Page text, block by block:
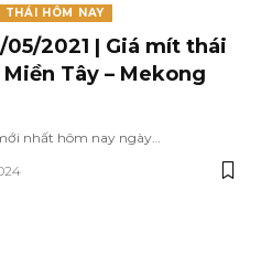
THÁI HÔM NAY
2021 | Giá mít thái
Tây – Mekong
nhất hôm nay ngày…